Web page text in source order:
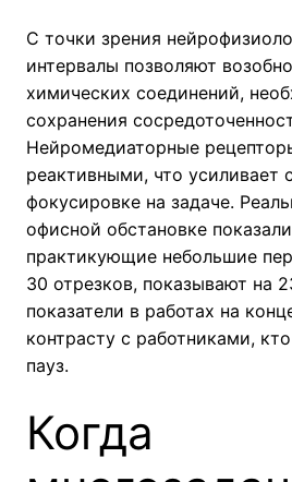
С точки зрения
интервалы позволяют
химических соединений,
сохранения
Нейромедиаторные
реактивными, что усиливает
фокусировке на задаче.
офисной обстановке
практикующие небольшие
30 отрезков, показывают на
показатели в работах на
контрасту с работниками,
пауз.
Когда